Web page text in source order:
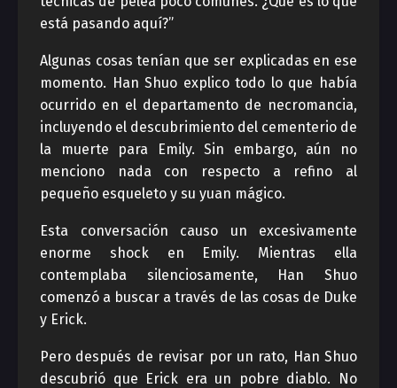
está pasando aquí?”
Algunas cosas tenían que ser explicadas en ese
momento. Han Shuo explico todo lo que había
ocurrido en el departamento de necromancia,
incluyendo el descubrimiento del cementerio de
la muerte para Emily. Sin embargo, aún no
menciono nada con respecto a refino al
pequeño esqueleto y su yuan mágico.
Esta conversación causo un excesivamente
enorme shock en Emily. Mientras ella
contemplaba silenciosamente, Han Shuo
comenzó a buscar a través de las cosas de Duke
y Erick.
Pero después de revisar por un rato, Han Shuo
descubrió que Erick era un pobre diablo. No